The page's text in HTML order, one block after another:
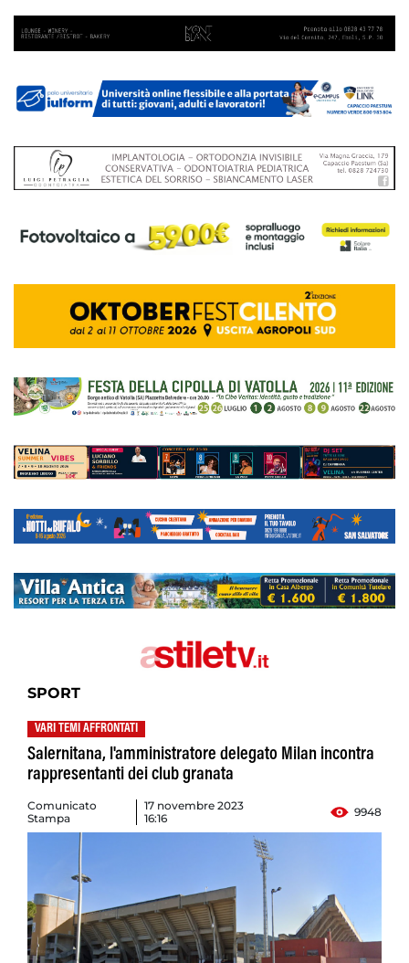
SPORT
VARI TEMI AFFRONTATI
Salernitana, l'amministratore delegato Milan incontra
rappresentanti dei club granata
Comunicato
Stampa
17 novembre 2023
16:16
9948